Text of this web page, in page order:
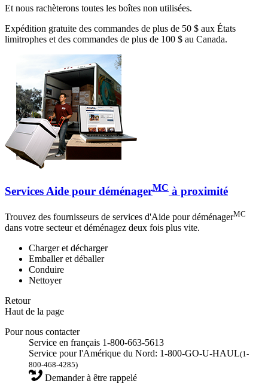
Et nous rachèterons toutes les boîtes non utilisées.
Expédition gratuite des commandes de plus de 50 $ aux États
limitrophes et des commandes de plus de 100 $ au Canada.
Services Aide pour déménagerMC à proximité
Trouvez des fournisseurs de services d'Aide pour déménagerMC
dans votre secteur et déménagez deux fois plus vite.
Charger et décharger
Emballer et déballer
Conduire
Nettoyer
Retour
Haut de la page
Pour nous contacter
Service en français 1-800-663-5613
Service pour l'Amérique du Nord: 1-800-GO-U-HAUL(1-
800-468-4285)
Demander à être rappelé